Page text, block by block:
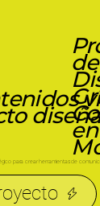
para crear herramientas de
en